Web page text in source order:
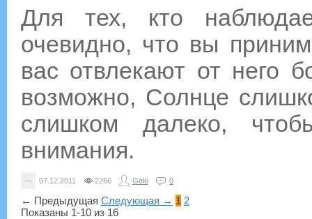
Для тех, кто
очевидно, что вы
вас отвлекают от него
возможно, Солнце
слишком далеко,
внимания.
— 07.12.2011 2266 Gelo 0
← Предыдущая Следующая → 1 2
Показаны 1-10 из 16